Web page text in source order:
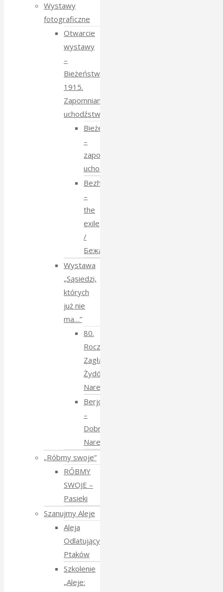
Wystawy
fotograficzne
Otwarcie
wystawy
–
Bieżeństwo
1915.
Zapomniane
uchodźstwo
Bieżeństwo
–
zapomniane
uchodźstwo
Bezhenstvo
–
the
exile
/
Бежанства
Wystawa
„Sąsiedzi,
których
już nie
ma…”
80.
Rocznica
Zagłady
Żydów
Narewkowskich
Berjozkele
–
Dobranoc
Narewko
„Róbmy swoje”
RÓBMY
SWOJE –
Pasieki
Szanujmy Aleje
Aleja
Odlatujących
Ptaków
Szkolenie
„Aleje: